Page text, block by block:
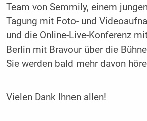
Team von Semmily, einem
Tagung mit Foto- und
und die Online-Live-Konferenz
Berlin mit Bravour über die
Sie werden bald mehr davon
Vielen Dank Ihnen allen!